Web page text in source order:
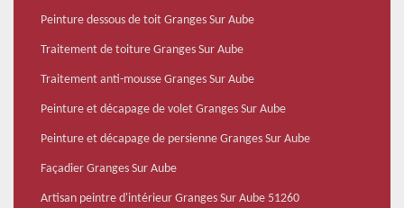
Peinture dessous de toit Granges Sur Aube
Traitement de toiture Granges Sur Aube
Traitement anti-mousse Granges Sur Aube
Peinture et décapage de volet Granges Sur Aube
Peinture et décapage de persienne Granges Sur Aube
Façadier Granges Sur Aube
Artisan peintre d'intérieur Granges Sur Aube 51260